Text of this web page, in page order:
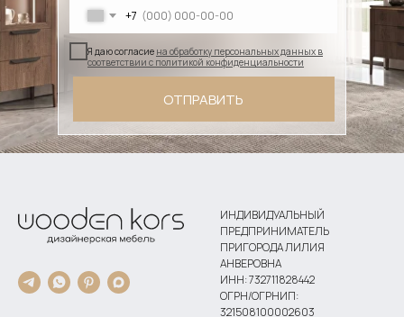
+7
Я даю согласие на обработку персональных данных в
соответствии с политикой конфиденциальности
ОТПРАВИТЬ
ИНДИВИДУАЛЬНЫЙ
ПРЕДПРИНИМАТЕЛЬ
ПРИГОРОДА ЛИЛИЯ
АНВЕРОВНА
ИНН: 732711828442
ОГРН/ОГРНИП:
321508100002603